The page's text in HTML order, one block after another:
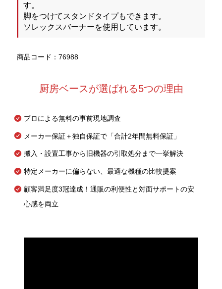
す。
脚をつけてスタンドタイプもできます。
ソレックスバーナーを使用しています。
商品コード：76988
厨房ベースが選ばれる5つの理由
プロによる無料の事前現地調査
メーカー保証＋独自保証で「合計2年間無料保証」
搬入・設置工事から旧機器の引取処分まで一挙解決
特定メーカーに偏らない、最適な機種の比較提案
顧客満足度3冠達成！通販の利便性と対面サポートの安
心感を両立